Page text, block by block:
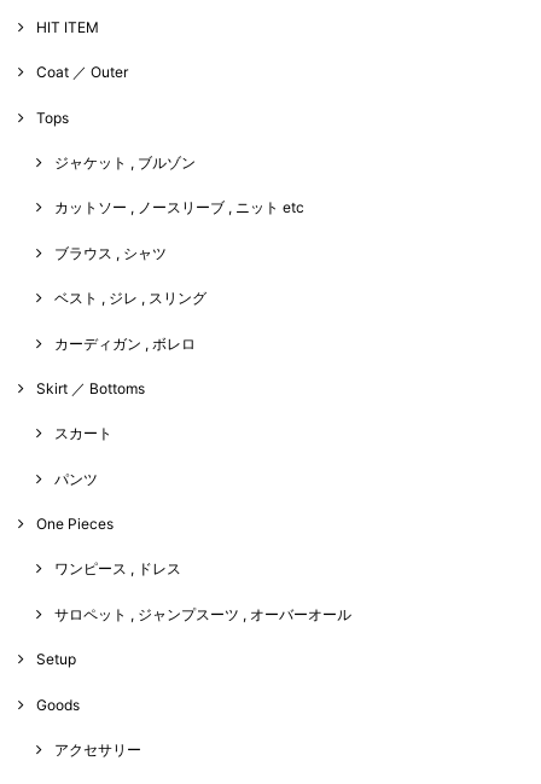
HIT ITEM
Coat ／ Outer
Tops
ジャケット , ブルゾン
カットソー , ノースリーブ , ニット etc
ブラウス , シャツ
ベスト , ジレ , スリング
カーディガン , ボレロ
Skirt ／ Bottoms
スカート
パンツ
One Pieces
ワンピース , ドレス
サロペット , ジャンプスーツ , オーバーオール
Setup
Goods
アクセサリー